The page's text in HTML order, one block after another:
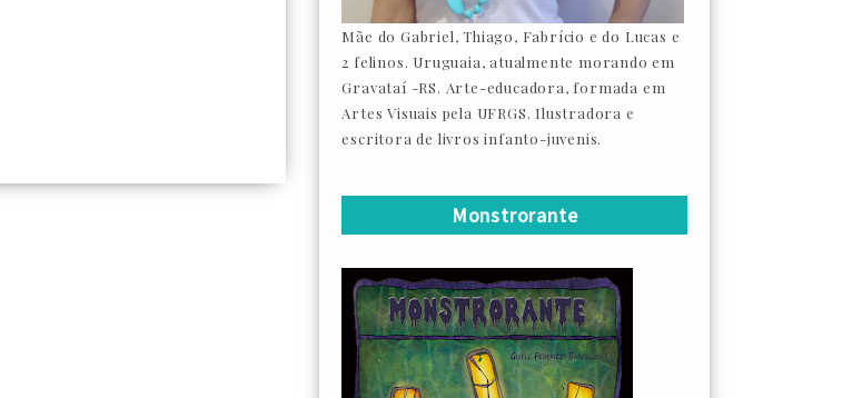
Mãe do Gabriel, Thiago, Fabrício e do Lucas e
2 felinos. Uruguaia, atualmente morando em
Gravataí -RS. Arte-educadora, formada em
Artes Visuais pela UFRGS. Ilustradora e
escritora de livros infanto-juvenis.
Monstrorante